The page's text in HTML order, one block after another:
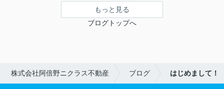
もっと見る
ブログトップへ
株式会社阿倍野ニクラス不動産 ブログ はじめまして！